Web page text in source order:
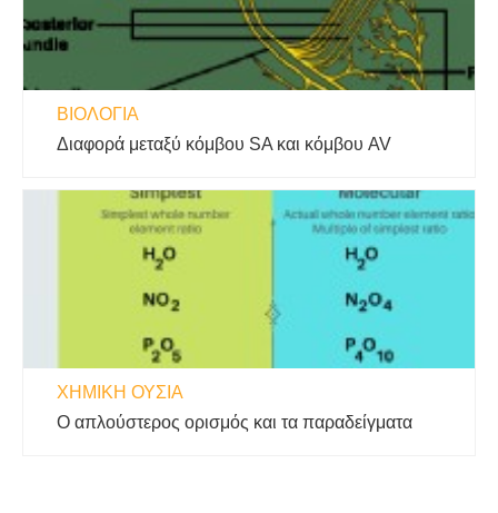
ΒΙΟΛΟΓΊΑ
Διαφορά μεταξύ κόμβου SA και κόμβου AV
ΧΗΜΙΚΉ ΟΥΣΊΑ
Ο απλούστερος ορισμός και τα παραδείγματα